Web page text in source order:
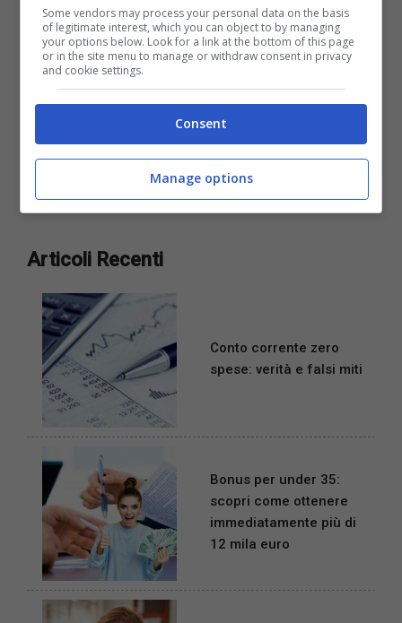
Sono infallibili
Giugno 23, 2023 byAlessandra Buontempi
Hai conosciuto un ragazzo che ti piace
davvero tanto ma non sai come conquistarlo?
Ecco alcuni semplici consigli. L’estate si ...
Articoli Recenti
Conto corrente zero
spese: verità e falsi miti
Bonus per under 35:
scopri come ottenere
immediatamente più di
12 mila euro
Some vendors may process your personal data on the basis
of legitimate interest, which you can object to by managing
your options below. Look for a link at the bottom of this page
or in the site menu to manage or withdraw consent in privacy
and cookie settings.
Consent
Manage options